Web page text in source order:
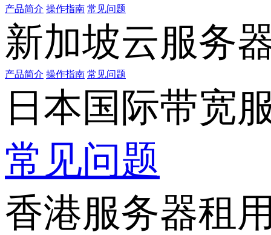
产品简介 操作指南 常见问题
新加坡云服务
产品简介 操作指南 常见问题
日本国际带宽
常见问题
香港服务器租